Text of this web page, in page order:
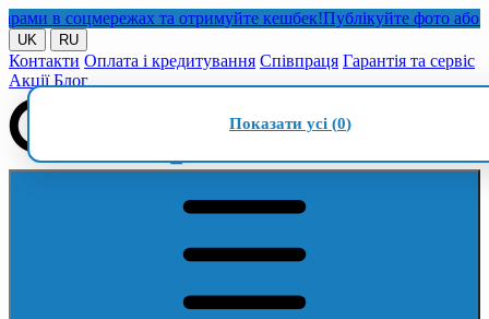
в соцмережах та отримуйте кешбек!Публікуйте фото або
UK RU
Контакти Оплата і кредитування Співпраця Гарантія та сервіс
Акції Блог
Показати усі (0)